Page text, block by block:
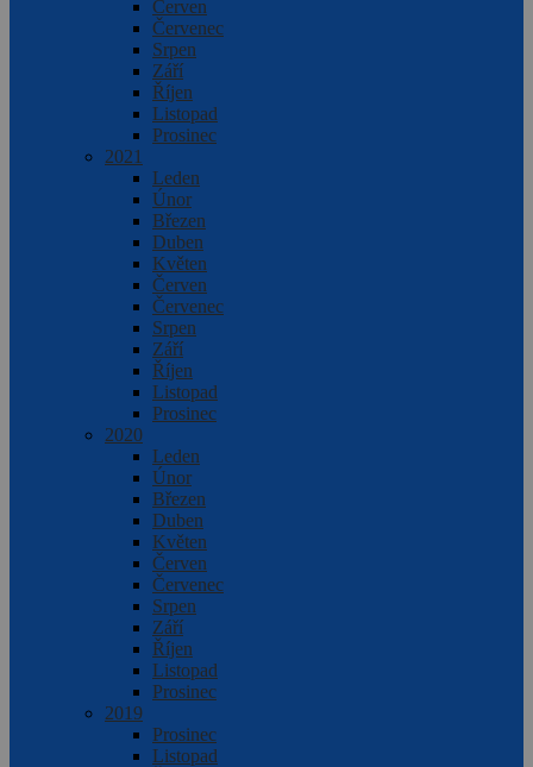
Červen
Červenec
Srpen
Září
Říjen
Listopad
Prosinec
2021
Leden
Únor
Březen
Duben
Květen
Červen
Červenec
Srpen
Září
Říjen
Listopad
Prosinec
2020
Leden
Únor
Březen
Duben
Květen
Červen
Červenec
Srpen
Září
Říjen
Listopad
Prosinec
2019
Prosinec
Listopad